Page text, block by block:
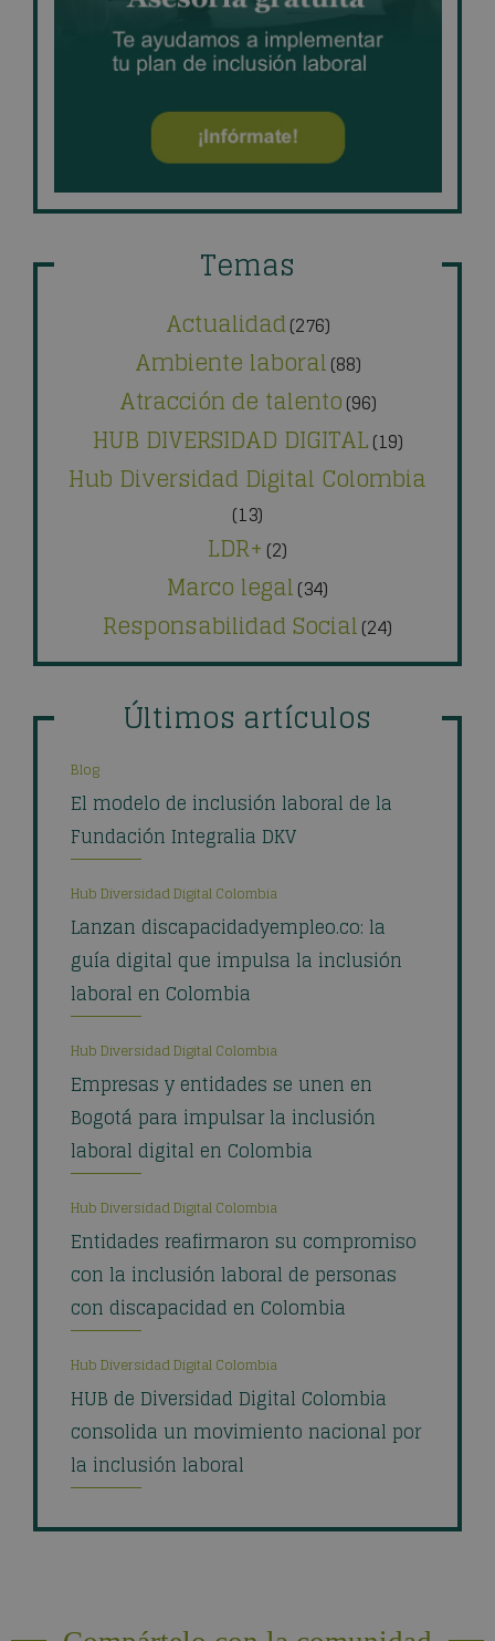
Temas
Actualidad(276)
Ambiente laboral(88)
Atracción de talento(96)
HUB DIVERSIDAD DIGITAL(19)
Hub Diversidad Digital Colombia
(13)
LDR+ (2)
Marco legal(34)
Responsabilidad Social(24)
Últimos artículos
Blog
El modelo de inclusión laboral de la
Fundación Integralia DKV
Hub Diversidad Digital Colombia
Lanzan discapacidadyempleo.co: la
guía digital que impulsa la inclusión
laboral en Colombia
Hub Diversidad Digital Colombia
Empresas y entidades se unen en
Bogotá para impulsar la inclusión
laboral digital en Colombia
Hub Diversidad Digital Colombia
Entidades reafirmaron su compromiso
con la inclusión laboral de personas
con discapacidad en Colombia
Hub Diversidad Digital Colombia
HUB de Diversidad Digital Colombia
consolida un movimiento nacional por
la inclusión laboral